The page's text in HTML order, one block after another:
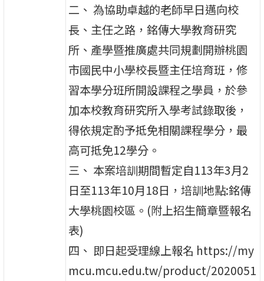
二、 為協助卓越的老師早日邁向校
長、主任之路，銘傳大學教育研究
所、產學暨推廣處共同規劃開辦桃園
市國民中小學校長暨主任培育班，修
習本學分班所開設課程之學員，於參
加本校教育研究所入學考試錄取後，
得依規定酌予抵免相關課程學分，最
高可抵免12學分。
三、 本案培訓期間暫定自113年3月2
日至113年10月18日，培訓地點:銘傳
大學桃園校區。(附上招生簡章暨報名
表)
四、 即日起受理線上報名 https://my
mcu.mcu.edu.tw/product/2020051